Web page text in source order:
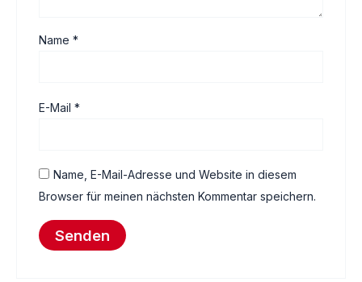
Name*
E-Mail*
Name, E-Mail-Adresse und Website in diesem
Browser für meinen nächsten Kommentar speichern.